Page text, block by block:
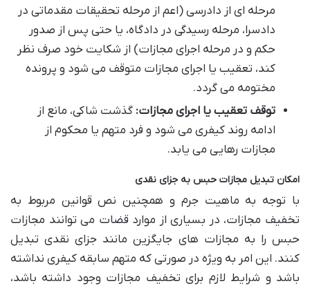
مرحله ای از دادرسی (اعم از مرحله تحقیقات مقدماتی در
دادسرا، مرحله رسیدگی در دادگاه، یا حتی پس از صدور
حکم و در مرحله اجرای مجازات) از شکایت خود صرف نظر
کند، تعقیب یا اجرای مجازات متوقف می شود و پرونده
مختومه می گردد.
توقف تعقیب یا اجرای مجازات: گذشت شاکی، مانع از
ادامه روند کیفری می شود و فرد متهم یا محکوم از
مجازات رهایی می یابد.
امکان تبدیل مجازات حبس به جزای نقدی
با توجه به ماهیت جرم و همچنین نص قوانین مربوط به
تخفیف مجازات، در بسیاری از موارد قضات می توانند مجازات
حبس را به مجازات های جایگزین مانند جزای نقدی تبدیل
کنند. این امر به ویژه در صورتی که متهم سابقه کیفری نداشته
باشد و شرایط لازم برای تخفیف مجازات وجود داشته باشد،